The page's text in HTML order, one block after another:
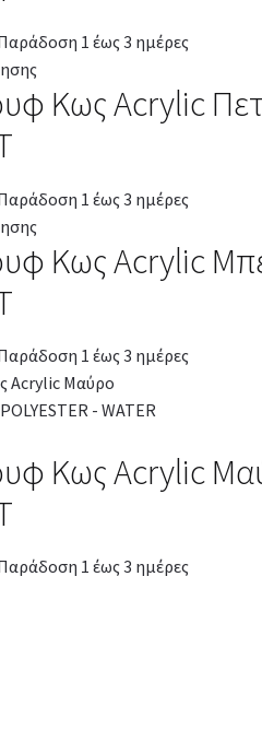
1 έως 3 ημέρες
Κως Acrylic
1 έως 3 ημέρες
Κως Acrylic
1 έως 3 ημέρες
Κως Acrylic
1 έως 3 ημέρες